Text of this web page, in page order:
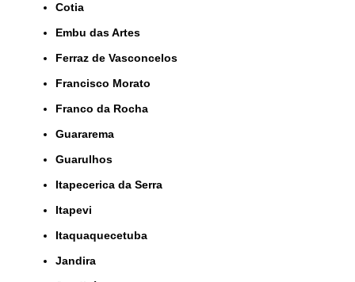
Cotia
Embu das Artes
Ferraz de Vasconcelos
Francisco Morato
Franco da Rocha
Guararema
Guarulhos
Itapecerica da Serra
Itapevi
Itaquaquecetuba
Jandira